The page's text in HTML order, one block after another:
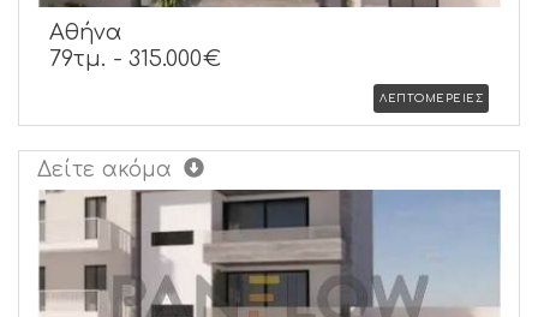
Αθήνα
79τμ. - 315.000€
ΛΕΠΤΟΜΕΡΕΙΕΣ
Δείτε ακόμα